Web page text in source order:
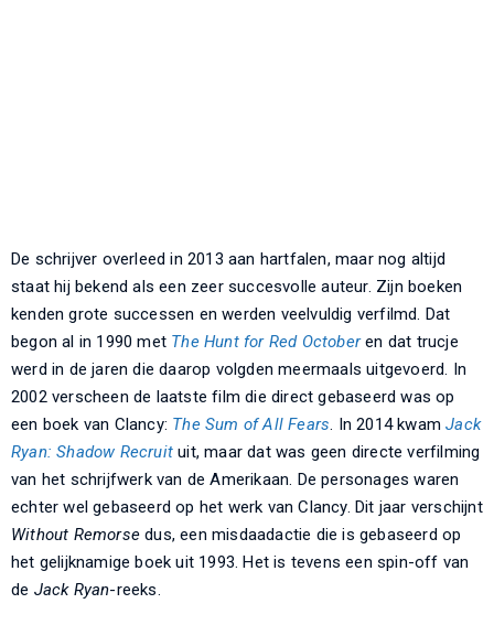
De schrijver overleed in 2013 aan hartfalen, maar nog altijd
staat hij bekend als een zeer succesvolle auteur. Zijn boeken
kenden grote successen en werden veelvuldig verfilmd. Dat
begon al in 1990 met The Hunt for Red Octoberen dat trucje
werd in de jaren die daarop volgden meermaals uitgevoerd. In
2002 verscheen de laatste film die direct gebaseerd was op
een boek van Clancy: The Sum of All Fears. In 2014 kwamJack
Ryan: Shadow Recruit uit, maar dat was geen directe verfilming
van het schrijfwerk van de Amerikaan. De personages waren
echter wel gebaseerd op het werk van Clancy. Dit jaar verschijnt
Without Remorse dus, een misdaadactie die is gebaseerd op
het gelijknamige boek uit 1993. Het is tevens een spin-off van
de Jack Ryan-reeks.